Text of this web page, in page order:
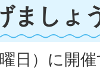
ましょ
日）に開